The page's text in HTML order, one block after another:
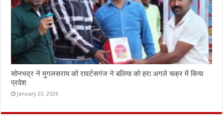
सोनभद्र ने मुगलसराय को रावर्टसगंज ने बलिया को हरा अगले चक्र में किया
प्रवेश
January 23, 2026